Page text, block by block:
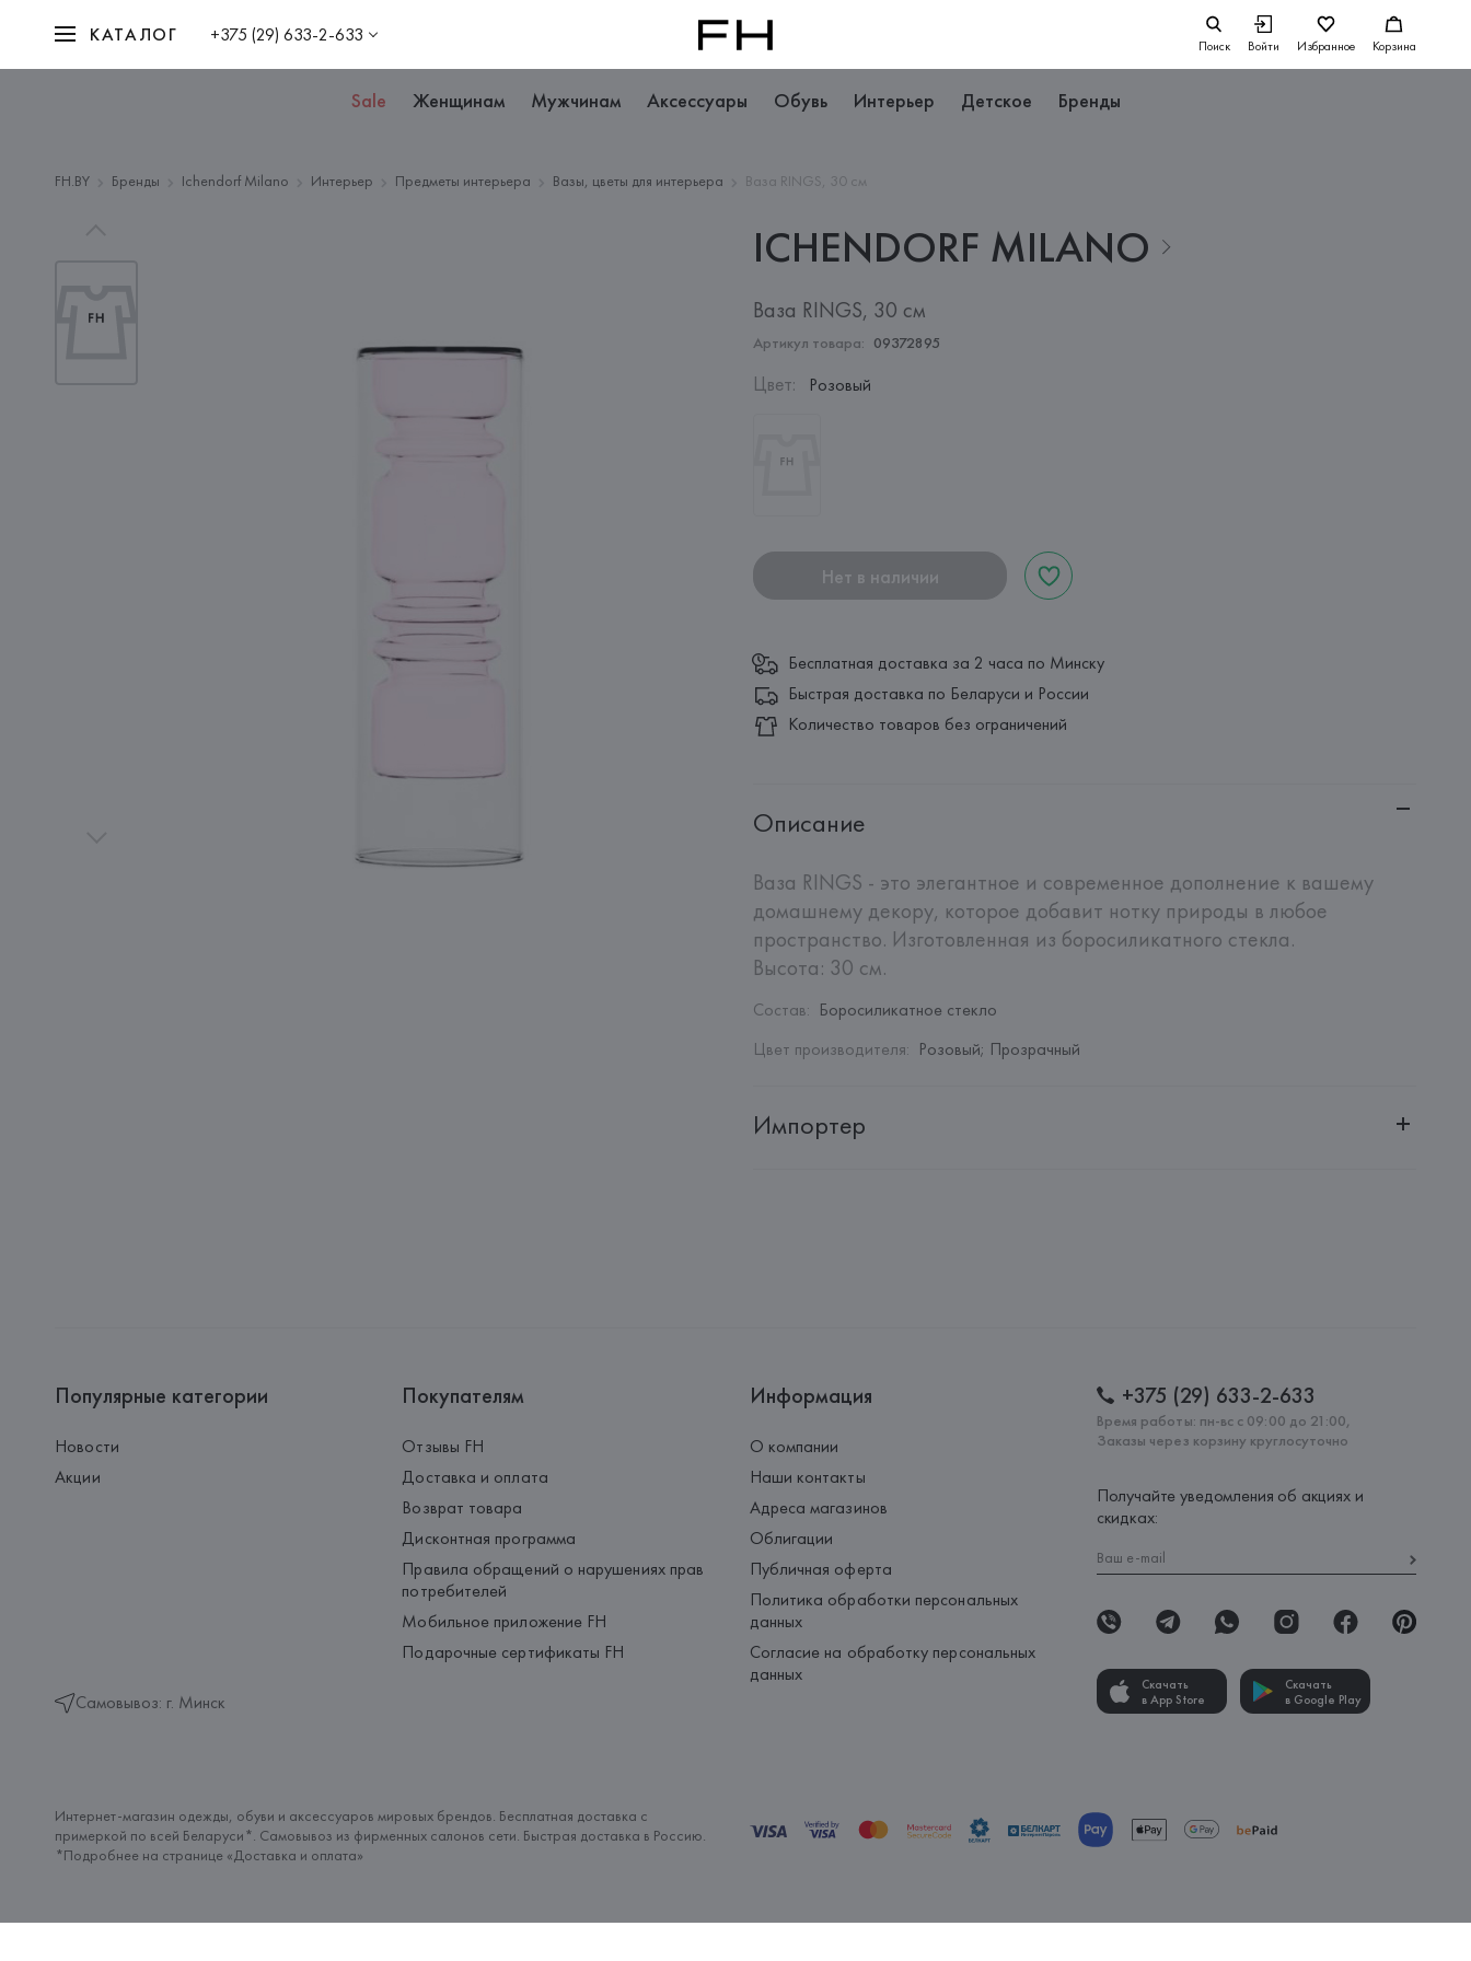
КАТАЛОГ +375 (29) 633-2-633 Поиск Войти Избранное Корзина
Sale Женщинам Мужчинам Аксессуары Обувь Интерьер Детское Бренды
FH.BY Бренды Ichendorf Milano Интерьер Предметы интерьера Вазы, цветы для интерьера Ваза RINGS, 30 см
ICHENDORF MILANO
Ваза RINGS, 30 см
Артикул товара: 09372895
Цвет: Розовый
Нет в наличии
Бесплатная доставка за 2 часа по Минску
Быстрая доставка по Беларуси и России
Количество товаров без ограничений
Описание
Ваза RINGS - это элегантное и современное дополнение к вашему
домашнему декору, которое добавит нотку природы в любое
пространство. Изготовленная из боросиликатного стекла.
Высота: 30 см.
Состав: Боросиликатное стекло
Цвет производителя: Розовый; Прозрачный
Импортер
Популярные категории
Новости
Акции
Самовывоз: г. Минск
Покупателям
Отзывы FH
Доставка и оплата
Возврат товара
Дисконтная программа
Правила обращений о нарушениях прав
потребителей
Мобильное приложение FH
Подарочные сертификаты FH
Информация
О компании
Наши контакты
Адреса магазинов
Облигации
Публичная оферта
Политика обработки персональных
данных
Согласие на обработку персональных
данных
+375 (29) 633-2-633
Время работы: пн-вс с 09:00 до 21:00,
Заказы через корзину круглосуточно
Получайте уведомления об акциях и
скидках:
Скачать
в App Store
Скачать
в Google Play
Интернет-магазин одежды, обуви и аксессуаров мировых брендов. Бесплатная доставка с
примеркой по всей Беларуси*. Самовывоз из фирменных салонов сети. Быстрая доставка в Россию.
*Подробнее на странице «Доставка и оплата»